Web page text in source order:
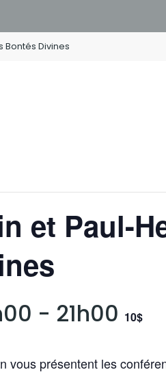
Bontés Divines
et Paul-
- 21h00 10$
vous présentent les